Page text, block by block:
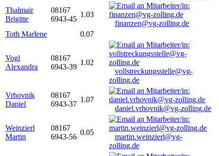
Thalmair
Brigitte
08167
6943-45
1.03
finanzen@vg-zolling.de
Toth Marlene
0.07
Vogl
Alexandra
08167
6943-39
1.02
vollstreckungsstelle@vg-
zolling.de
Vrhovnik
Daniel
08167
6943-37
1.07
daniel.vrhovnik@vg-zolling.de
Weinzierl
Martin
08167
6943-56
0.05
martin.weinzierl@vg-
zolling.de